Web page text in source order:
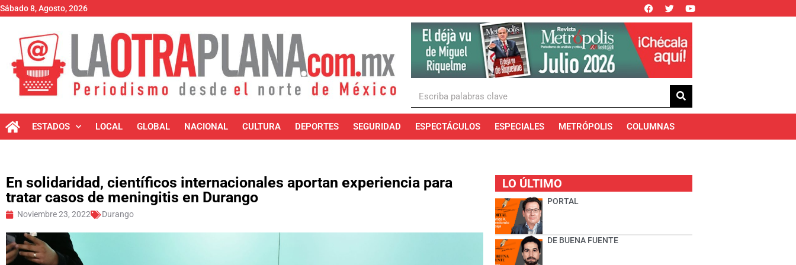
Sábado 8, Agosto, 2026
ESTADOS LOCAL GLOBAL NACIONAL CULTURA DEPORTES SEGURIDAD ESPECTÁCULOS ESPECIALES METRÓPOLIS COLUMNAS
En solidaridad, científicos internacionales aportan experiencia para
tratar casos de meningitis en Durango
Noviembre 23, 2022 Durango
LO ÚLTIMO
PORTAL
DE BUENA FUENTE